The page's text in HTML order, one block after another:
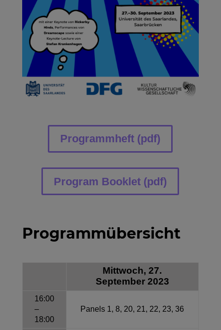
Programmheft (pdf)
Program Booklet (pdf)
Programmübersicht
Mittwoch, 27.
September 2023
16:00
–
18:00
Panels 1, 8, 20, 21, 22, 23, 36